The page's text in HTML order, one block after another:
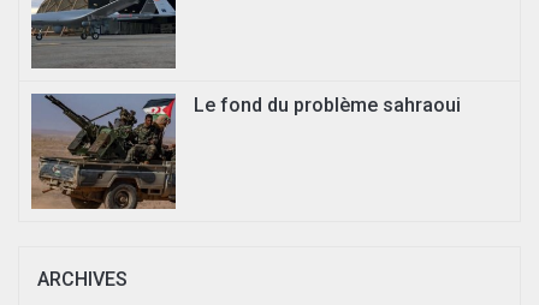
Le fond du problème sahraoui
ARCHIVES